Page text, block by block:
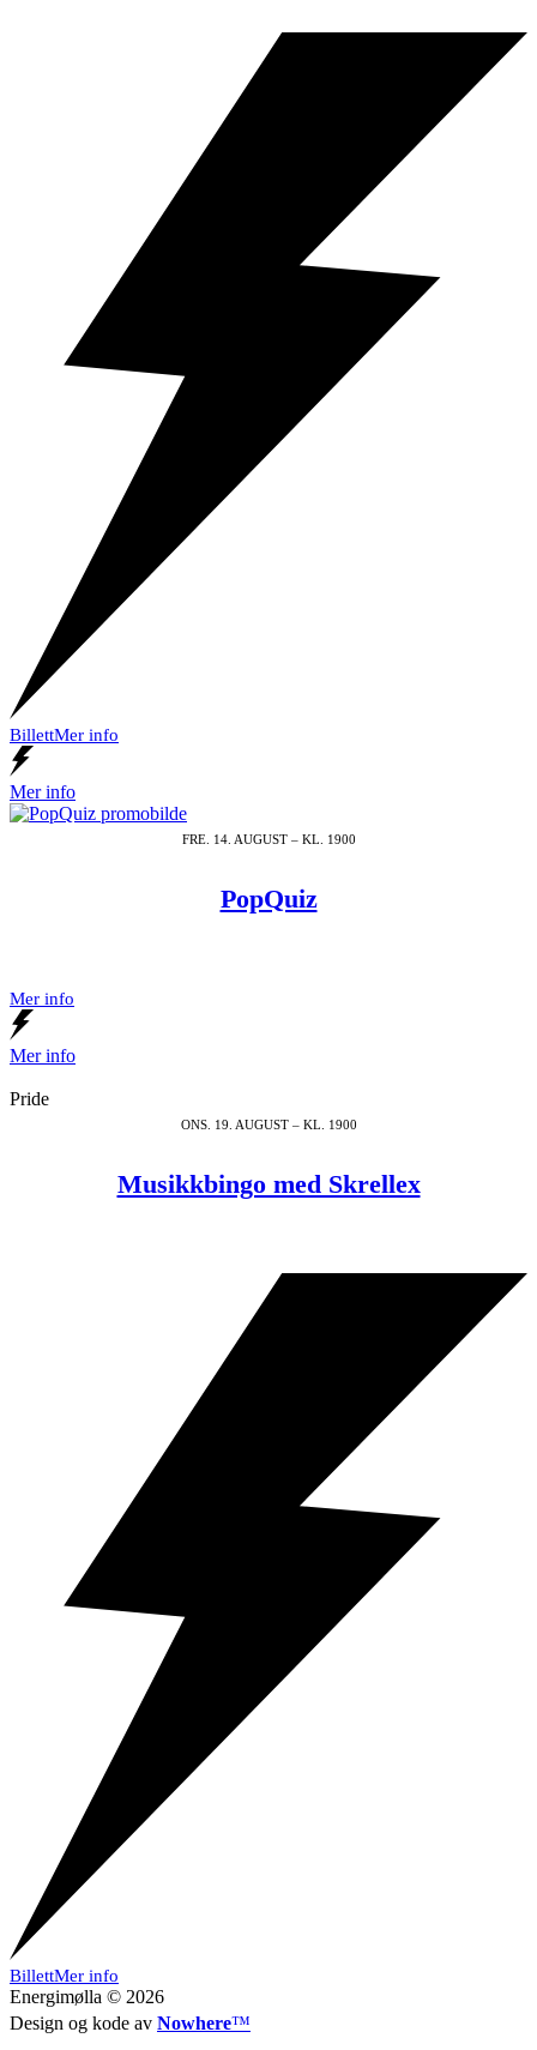
BillettMer info
Mer info
FRE. 14. AUGUST – KL. 1900
PopQuiz
Mer info
Mer info
Pride
ONS. 19. AUGUST – KL. 1900
Musikkbingo med Skrellex
BillettMer info
Energimølla © 2026
Design og kode av Nowhere™